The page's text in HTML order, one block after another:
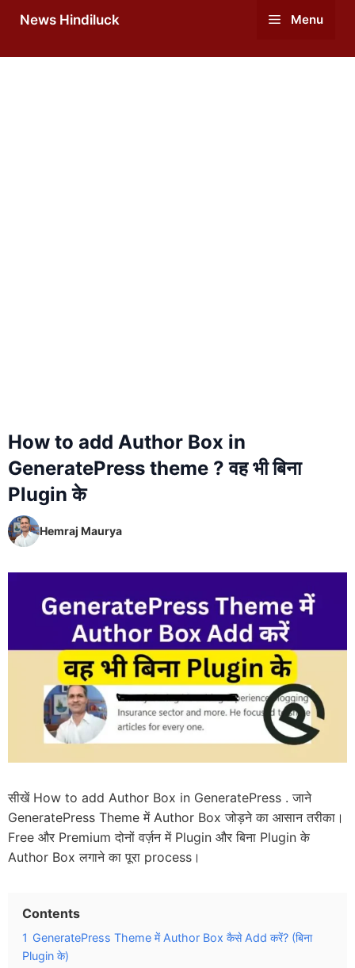
News Hindiluck Menu
How to add Author Box in
GeneratePress theme ? वह भी बिना
Plugin के
Hemraj Maurya
सीखें How to add Author Box in GeneratePress . जाने
GeneratePress Theme में Author Box जोड़ने का आसान तरीका।
Free और Premium दोनों वर्ज़न में Plugin और बिना Plugin के
Author Box लगाने का पूरा process।
Contents
1 GeneratePress Theme में Author Box कैसे Add करें? (बिना
Plugin के)